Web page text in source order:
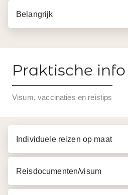
Belangrijk
Inbegrepen in de prijs
versa
Dinercruise van 2 uur
3-gangen set menu
Drinkwater en koffie of thee
Praktische info
Visum, vaccinaties en reistips
Individuele reizen op maat
Reisdocumenten/visum